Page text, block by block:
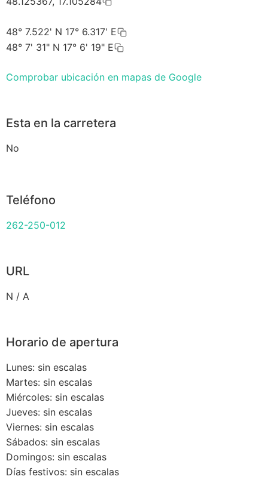
48° 7.522' N 17° 6.317' E
48° 7' 31" N 17° 6' 19" E
Comprobar ubicación en mapas de Google
Esta en la carretera
No
Teléfono
262-250-012
URL
N / A
Horario de apertura
Lunes: sin escalas
Martes: sin escalas
Miércoles: sin escalas
Jueves: sin escalas
Viernes: sin escalas
Sábados: sin escalas
Domingos: sin escalas
Días festivos: sin escalas